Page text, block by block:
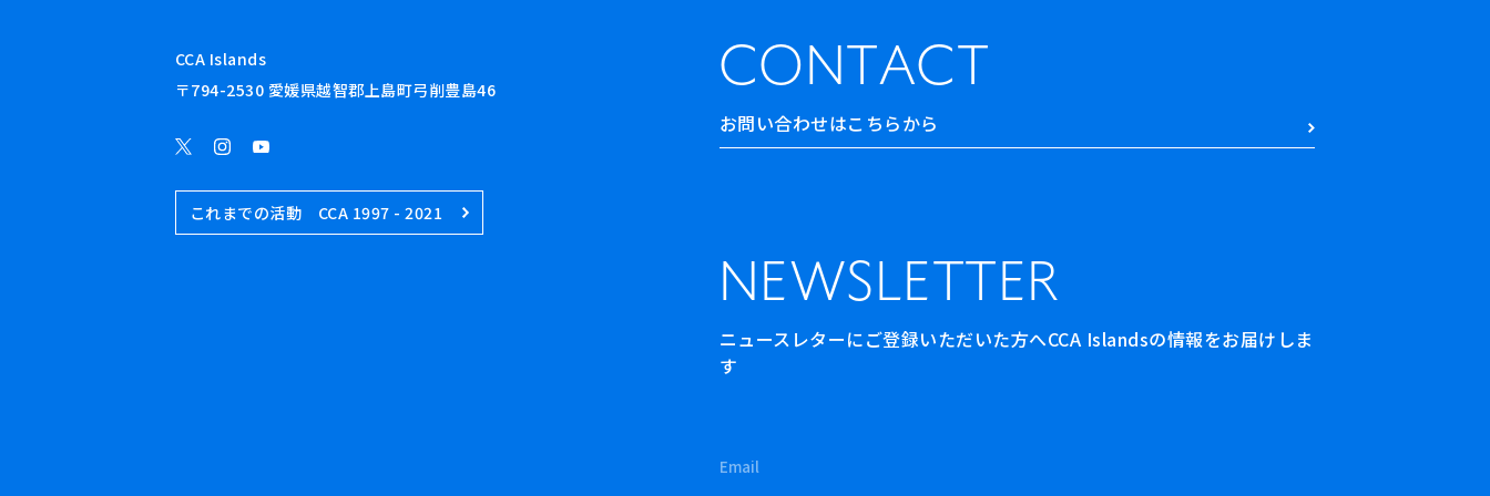
CONTACT
お問い合わせはこちらから
NEWSLETTER
ニュースレターにご登録いただいた方へCCA Islandsの情報をお届けしま
す
CCA Islands
〒794-2530 愛媛県越智郡上島町弓削豊島46
これまでの活動 CCA 1997 - 2021